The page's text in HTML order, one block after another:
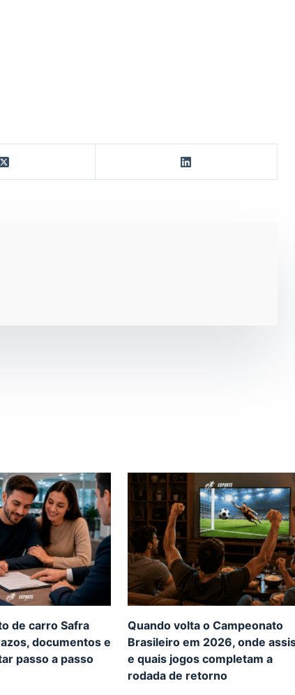
de carro Safra
documentos e
passo a passo
Quando volta o Campeonato
Brasileiro em 2026, onde
e quais jogos completam a
rodada de retorno